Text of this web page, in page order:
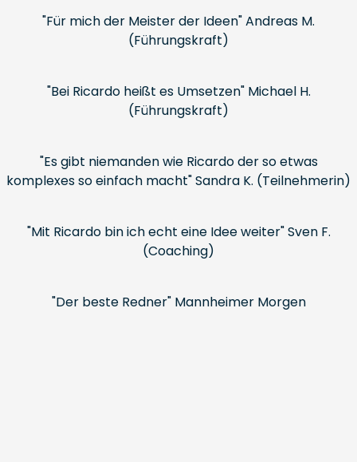
"Für mich der Meister der Ideen" Andreas M.
(Führungskraft)
"Bei Ricardo heißt es Umsetzen" Michael H.
(Führungskraft)
"Es gibt niemanden wie Ricardo der so etwas
komplexes so einfach macht" Sandra K. (Teilnehmerin)
"Mit Ricardo bin ich echt eine Idee weiter" Sven F.
(Coaching)
"Der beste Redner" Mannheimer Morgen